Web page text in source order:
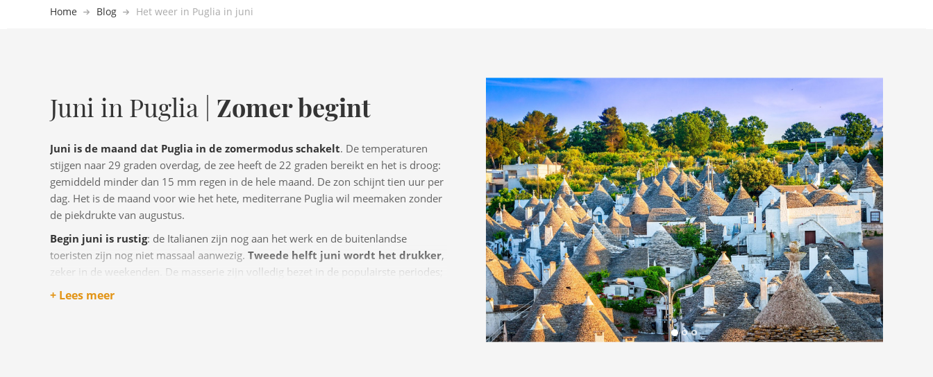
Home Blog Het weer in Puglia in juni
Juni in Puglia | Zomer begint
Juni is de maand dat Puglia in de zomermodus schakelt. De temperaturen
stijgen naar 29 graden overdag, de zee heeft de 22 graden bereikt en het is droog:
gemiddeld minder dan 15 mm regen in de hele maand. De zon schijnt tien uur per
dag. Het is de maand voor wie het hete, mediterrane Puglia wil meemaken zonder
de piekdrukte van augustus.
Begin juni is rustig: de Italianen zijn nog aan het werk en de buitenlandse
toeristen zijn nog niet massaal aanwezig. Tweede helft juni wordt het drukker,
zeker in de weekenden. De masserie zijn volledig bezet in de populairste periodes;
reserveer tijdig.
+ Lees meer